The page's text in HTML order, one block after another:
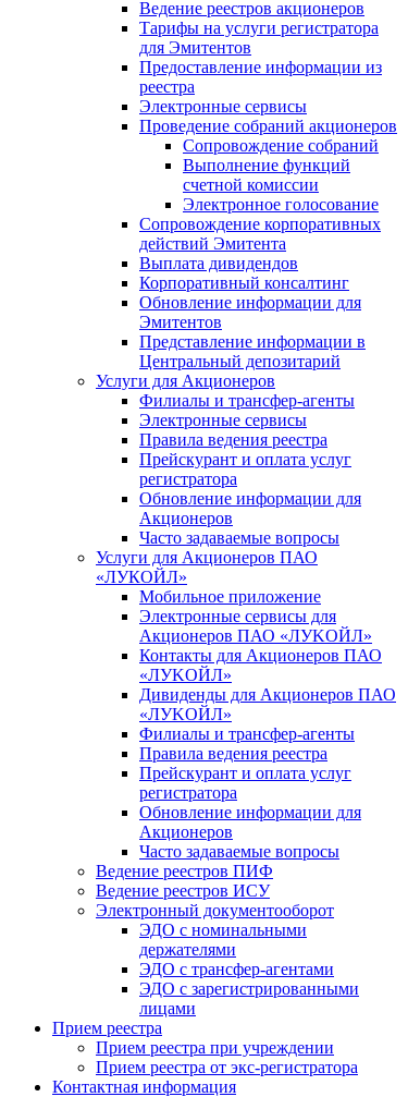
Ведение реестров акционеров
Тарифы на услуги регистратора
для Эмитентов
Предоставление информации из
реестра
Электронные сервисы
Проведение собраний акционеров
Сопровождение собраний
Выполнение функций
счетной комиссии
Электронное голосование
Сопровождение корпоративных
действий Эмитента
Выплата дивидендов
Корпоративный консалтинг
Обновление информации для
Эмитентов
Представление информации в
Центральный депозитарий
Услуги для Акционеров
Филиалы и трансфер-агенты
Электронные сервисы
Правила ведения реестра
Прейскурант и оплата услуг
регистратора
Обновление информации для
Акционеров
Часто задаваемые вопросы
Услуги для Акционеров ПАО
«ЛУКОЙЛ»
Мобильное приложение
Электронные сервисы для
Акционеров ПАО «ЛУKOЙЛ»
Контакты для Акционеров ПАО
«ЛУKOЙЛ»
Дивиденды для Акционеров ПАО
«ЛУKOЙЛ»
Филиалы и трансфер-агенты
Правила ведения реестра
Прейскурант и оплата услуг
регистратора
Обновление информации для
Акционеров
Часто задаваемые вопросы
Ведение реестров ПИФ
Ведение реестров ИСУ
Электронный документооборот
ЭДО с номинальными
держателями
ЭДО с трансфер-агентами
ЭДО с зарегистрированными
лицами
Прием реестра
Прием реестра при учреждении
Прием реестра от экс-регистратора
Контактная информация